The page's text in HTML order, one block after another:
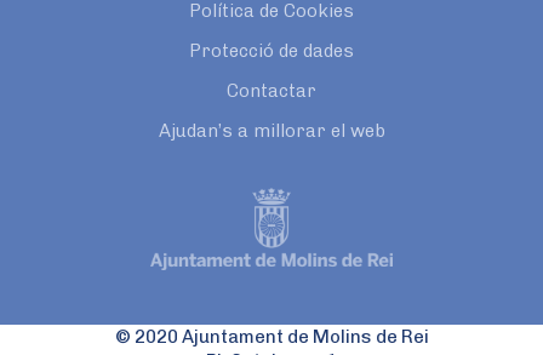
Política de Cookies
Protecció de dades
Contactar
Ajudan’s a millorar el web
© 2020 Ajuntament de Molins de Rei